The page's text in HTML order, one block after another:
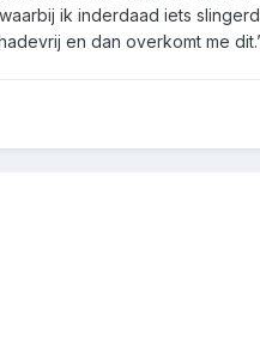
ik inderdaad iets
en dan overkomt me